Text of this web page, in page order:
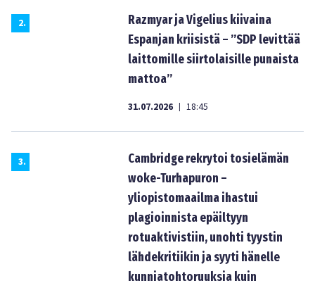
2.
Razmyar ja Vigelius kiivaina
Espanjan kriisistä – ”SDP levittää
laittomille siirtolaisille punaista
mattoa”
31.07.2026 | 18:45
3.
Cambridge rekrytoi tosielämän
woke-Turhapuron –
yliopistomaailma ihastui
plagioinnista epäiltyyn
rotuaktivistiin, unohti tyystin
lähdekritiikin ja syyti hänelle
kunniatohtoruuksia kuin